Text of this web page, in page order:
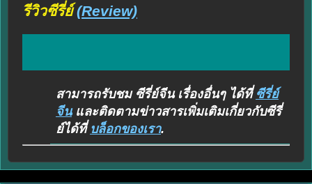
รีวิวซีรี่ย์(Review)
สามารถรับชม ซีรี่ย์จีน เรื่องอื่นๆ ได้ที่ ซีรี่ย์
จีนและติดตามข่าวสารเพิ่มเติมเกี่ยวกับซีรี่
ย์ได้ที่ บล็อกของเรา.